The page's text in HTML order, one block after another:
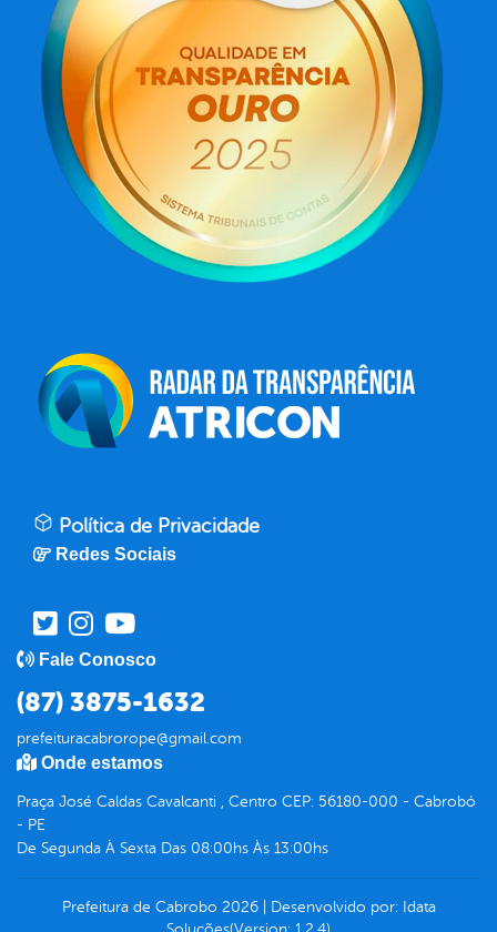
Política de Privacidade
Redes Sociais
Fale Conosco
(87) 3875-1632
prefeituracabrorope@gmail.com
Onde estamos
Praça José Caldas Cavalcanti , Centro CEP: 56180-000 - Cabrobó
- PE
De Segunda À Sexta Das 08:00hs Às 13:00hs
Prefeitura de Cabrobo 2026| Desenvolvido por: Idata